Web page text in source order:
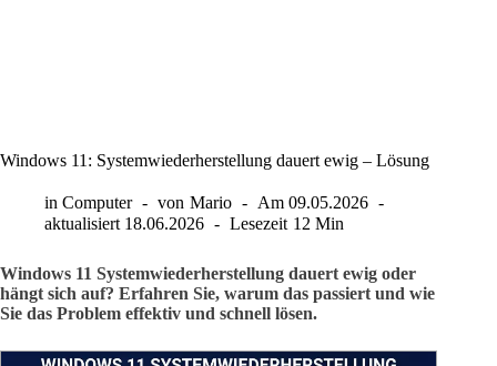
Windows 11: Systemwiederherstellung dauert ewig – Lösung
in Computer von Mario Am 09.05.2026
aktualisiert 18.06.2026 Lesezeit 12 Min
Windows 11 Systemwiederherstellung dauert ewig oder
hängt sich auf? Erfahren Sie, warum das passiert und wie
Sie das Problem effektiv und schnell lösen.